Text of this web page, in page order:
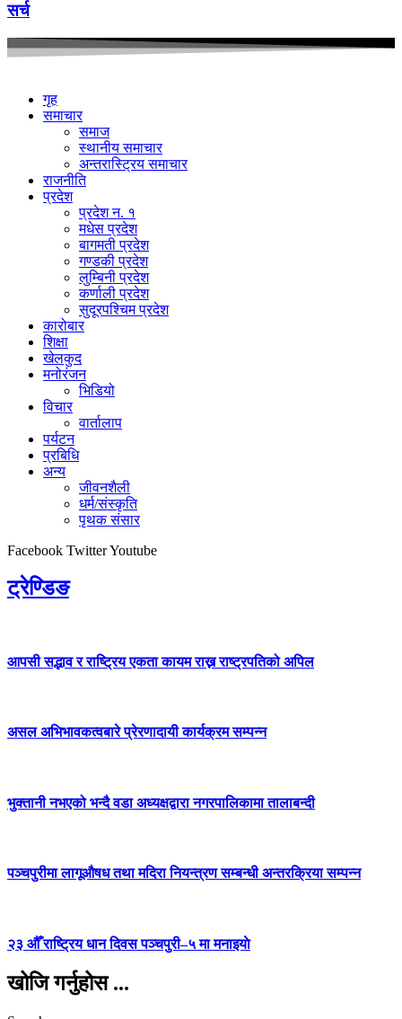
सर्च
गृह
समाचार
समाज
स्थानीय समाचार
अन्तरास्ट्रिय समाचार
राजनीति
प्रदेश
प्रदेश न. १
मधेस प्रदेश
बागमती प्रदेश
गण्डकी प्रदेश
लुम्बिनी प्रदेश
कर्णाली प्रदेश
सुदूरपश्चिम प्रदेश
कारोबार
शिक्षा
खेलकुद
मनोरंजन
भिडियो
विचार
वार्तालाप
पर्यटन
प्रबिधि
अन्य
जीवनशैली
धर्म/संस्कृति
पृथक संसार
Facebook TwitterYoutube
ट्रेण्डिङ
आपसी सद्भाव र राष्ट्रिय एकता कायम राख्न राष्ट्रपतिको अपिल
असल अभिभावकत्वबारे प्रेरणादायी कार्यक्रम सम्पन्न
भुक्तानी नभएको भन्दै वडा अध्यक्षद्वारा नगरपालिकामा तालाबन्दी
पञ्चपुरीमा लागूऔषध तथा मदिरा नियन्त्रण सम्बन्धी अन्तरक्रिया सम्पन्न
२३ औँ राष्ट्रिय धान दिवस पञ्चपुरी–५ मा मनाइयाे
खोजि गर्नुहोस ...